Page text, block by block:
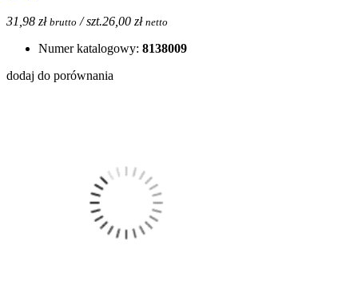
31,98 zł brutto / szt.26,00 zł netto
Numer katalogowy: 8138009
dodaj do porównania